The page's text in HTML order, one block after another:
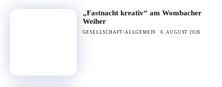
„Fastnacht kreativ“ am Wombacher
Weiher
GESELLSCHAFT/ALLGEMEIN 6. AUGUST 2026